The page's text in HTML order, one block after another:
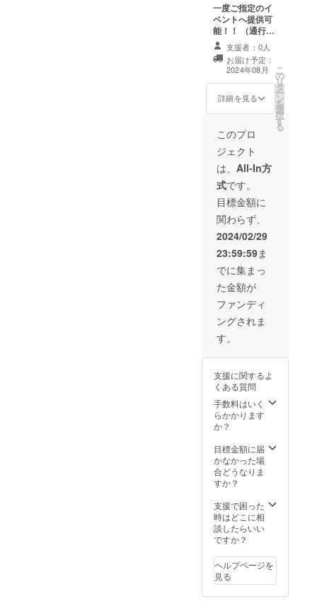
一度ご指定のイ
ベントへ提供可
能！！ （通行料
金、燃料代等の
要実費・相談）
公共の福祉を害
するイベント、
道路状況により
通行できない場
ンと判断される
場合は提供でき
かねます。 2年
間限定、優先的
にイベント等で
の車両使用が可
能！！
支援者：0人
お届け予定：
2024年08月
詳細を見る
こ
の
リ
タ
ー
ン
を
選
択
す
る
このプロ
ジェクト
は、 All-In方
式です。
目標金額に
関わらず、
2024/02/29
23:59:59ま
でに集まっ
た金額が
ファンディ
ングされま
す。
支援に関するよ
くある質問
手数料はいく
らかかります
か？
目標金額に届
かなかった場
合どうなりま
すか？
支援で困った
時はどこに相
談したらいい
ですか？
ヘルプページを
見る